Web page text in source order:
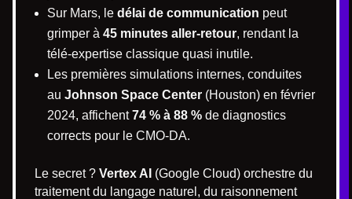
Sur Mars, le délai de communication peut
grimper à 45 minutes aller-retour, rendant la
télé-expertise classique quasi inutile.
Les premières simulations internes, conduites
au Johnson Space Center (Houston) en février
2024, affichent74 % à 88 % de diagnostics
corrects pour le CMO-DA.
Le secret ? Vertex AI (Google Cloud) orchestre du
traitement du langage naturel, du raisonnement